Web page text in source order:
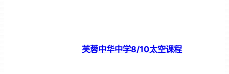
芙蓉中华中学8/10太空课程